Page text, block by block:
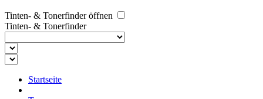
Tinten- & Tonerfinder öffnen
Tinten- & Tonerfinder
Startseite